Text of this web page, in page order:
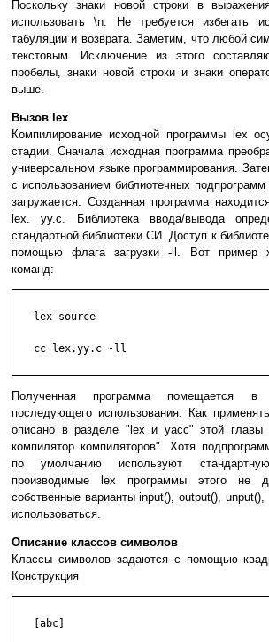
Поскольку знаки новой строки в
использовать \n. Не требуется избегать
табуляции и возврата. Заметим, что любой
текстовым. Исключение из этого
пробелы, знаки новой строки и знаки
выше.
Вызов lex
Компилирование исходной программы lex
стадии. Сначала исходная программа
универсальном языке программирования.
с использованием библиотечных
загружается. Созданная программа
lex. yy.c. Библиотека ввода/вывода
стандартной библиотеки СИ. Доступ к
помощью флага загрузки -ll. Вот пример
команд:
   lex source
   cc lex.yy.c -ll
Полученная программа
последующего использования. Как
описано в разделе "lex и yacc" этой
компилятор компиляторов". Хотя
по умолчанию используют
производимые lex программы этого не
собственные варианты input(), output(),
использоваться.
Описание классов символов
Классы символов задаются с помощью
Конструкция
   [abc]